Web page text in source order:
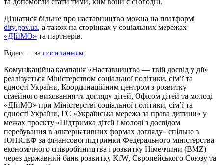
та допомогли стати тими, ким вони є сьогодні.
Дізнатися більше про наставництво можна на платформі
dity.gov.ua, а також на сторінках у соціальних мережах
«ДІйМО» та партнерів.
Відео — за посиланням.
Комунікаційна кампанія «Наставництво — твій досвід у дії»
реалізується Міністерством соціальної політики, сім’ї та
єдності України, Координаційним центром з розвитку
сімейного виховання та догляду дітей, Офісом дітей та молоді
«ДІйМО» при Міністерстві соціальної політики, сім’ї та
єдності України, ГС «Українська мережа за права дитини» у
межах проєкту «Підтримка дітей і молоді з досвідом
перебування в альтернативних формах догляду» спільно з
ЮНІСЕФ за фінансової підтримки Федерального міністерства
економічного співробітництва і розвитку Німеччини (BMZ)
через державний банк розвитку KfW, Європейського Союзу та